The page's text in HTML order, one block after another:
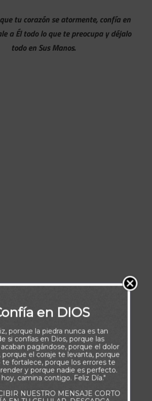
tu corazón se atormente, confía en
a Él todo lo que te preocupa y déjalo
todo en Sus Manos.
en DIOS
porque la piedra nunca es tan
si confías en Dios, porque las
pagándose, porque el dolor
porque el coraje te levanta, porque
fortalece, porque los errores te
y porque nadie es perfecto.
camina contigo. Feliz Día."
NUESTRO MENSAJE CORTO